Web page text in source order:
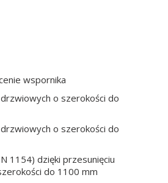
wspornika
o szerokości do
o szerokości do
1154) dzięki przesunięciu
do 1100 mm